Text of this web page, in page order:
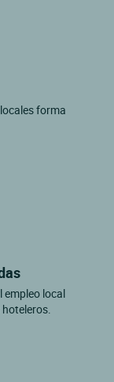
forma
empleo local